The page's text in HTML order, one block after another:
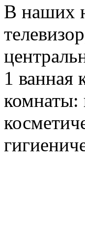
В наших
1 ванная
комнаты: